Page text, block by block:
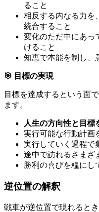
ること
相反する内なる力を
統合すること
変化のただ中にあっ
けること
知恵で本能を制し、
🎯 目標の実現
目標を達成するという面
ます。
人生の方向性と目標
実行可能な行動計画
実行していく過程で
途中で訪れるさまざ
勝利の喜びを糧にし
逆位置の解釈
戦車が逆位置で現れると